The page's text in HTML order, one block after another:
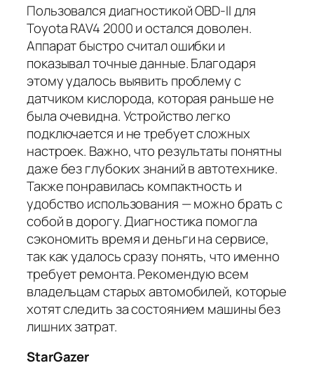
Пользовался диагностикой OBD-II для
Toyota RAV4 2000 и остался доволен.
Аппарат быстро считал ошибки и
показывал точные данные. Благодаря
этому удалось выявить проблему с
датчиком кислорода, которая раньше не
была очевидна. Устройство легко
подключается и не требует сложных
настроек. Важно, что результаты понятны
даже без глубоких знаний в автотехнике.
Также понравилась компактность и
удобство использования — можно брать с
собой в дорогу. Диагностика помогла
сэкономить время и деньги на сервисе,
так как удалось сразу понять, что именно
требует ремонта. Рекомендую всем
владельцам старых автомобилей, которые
хотят следить за состоянием машины без
лишних затрат.
StarGazer